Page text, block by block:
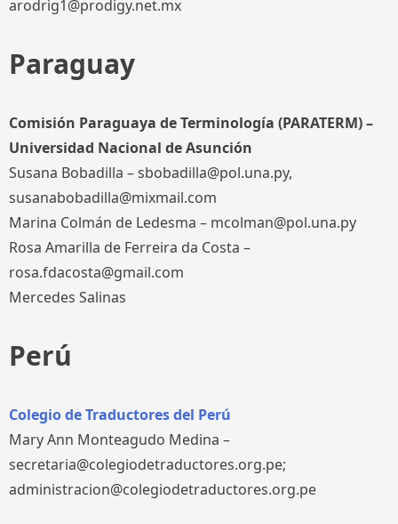
arodrig1@prodigy.net.mx
Paraguay
Comisión Paraguaya de Terminología (PARATERM)–
Universidad Nacional de Asunción
Susana Bobadilla – sbobadilla@pol.una.py,
susanabobadilla@mixmail.com
Marina Colmán de Ledesma – mcolman@pol.una.py
Rosa Amarilla de Ferreira da Costa –
rosa.fdacosta@gmail.com
Mercedes Salinas
Perú
Colegio de Traductores del Perú
Mary Ann Monteagudo Medina –
secretaria@colegiodetraductores.org.pe;
administracion@colegiodetraductores.org.pe